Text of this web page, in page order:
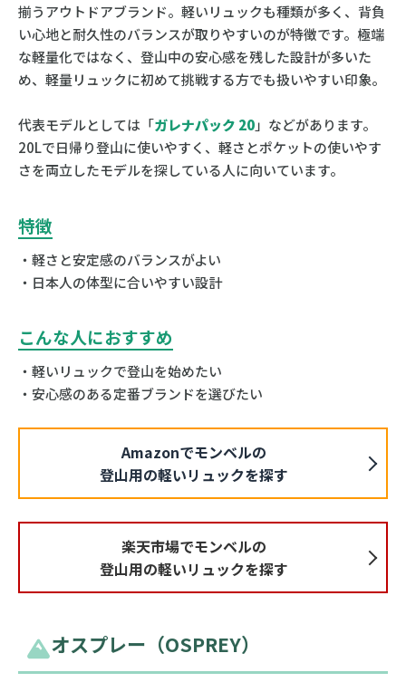
揃うアウトドアブランド。軽いリュックも種類が多く、背負
い心地と耐久性のバランスが取りやすいのが特徴です。極端
な軽量化ではなく、登山中の安心感を残した設計が多いた
め、軽量リュックに初めて挑戦する方でも扱いやすい印象。
代表モデルとしては「ガレナパック 20」などがあります。
20Lで日帰り登山に使いやすく、軽さとポケットの使いやす
さを両立したモデルを探している人に向いています。
特徴
・軽さと安定感のバランスがよい
・日本人の体型に合いやすい設計
こんな人におすすめ
・軽いリュックで登山を始めたい
・安心感のある定番ブランドを選びたい
Amazonでモンベルの
登山用の軽いリュックを探す
楽天市場でモンベルの
登山用の軽いリュックを探す
オスプレー（OSPREY）